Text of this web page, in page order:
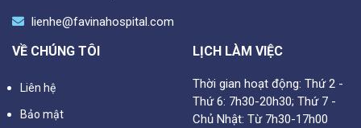
lienhe@favinahospital.com
VỀ CHÚNG TÔI
Liên hệ
Bảo mật
LỊCH LÀM VIỆC
Thời gian hoạt động: Thứ 2 -
Thứ 6: 7h30-20h30; Thứ 7 -
Chủ Nhật: Từ 7h30-17h00